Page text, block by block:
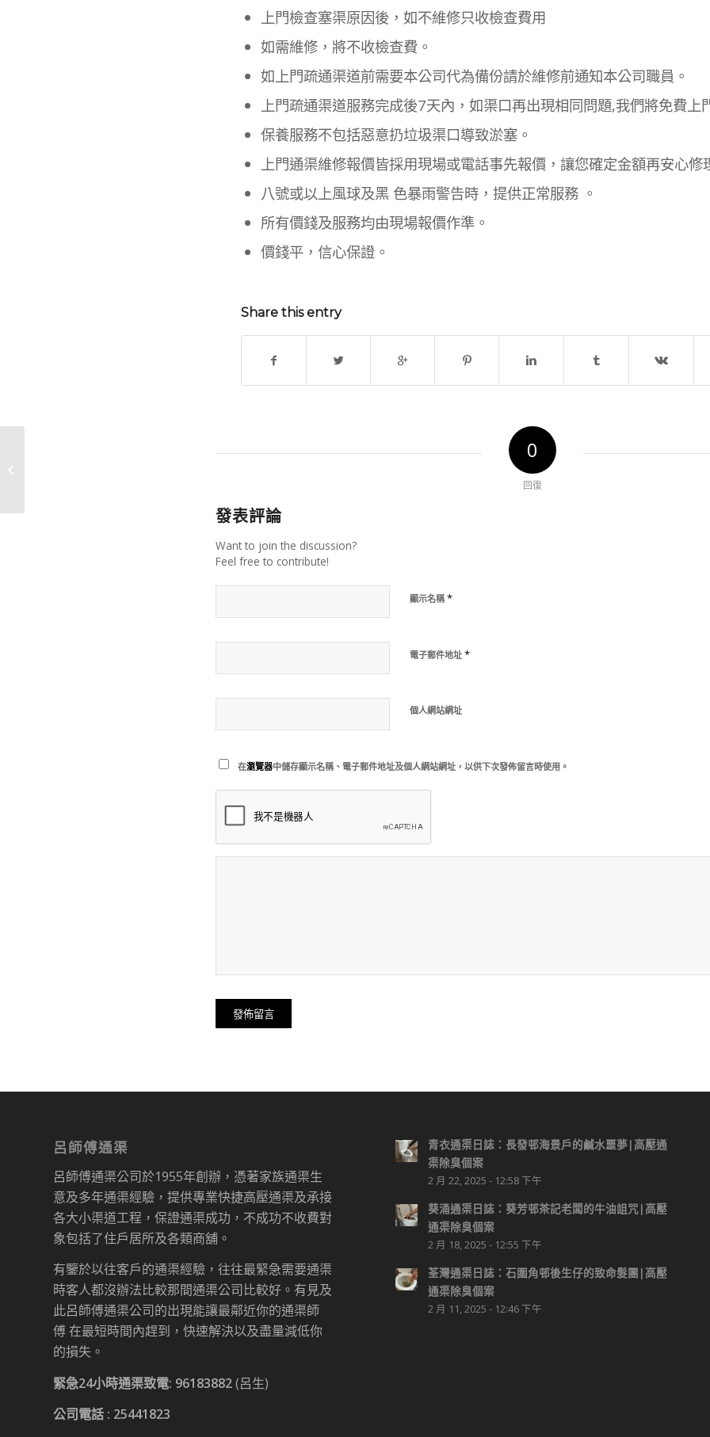
上門檢查塞渠原因後，如不維修只收檢查費用
如需維修，將不收檢查費。
如上門疏通渠道前需要本公司代為備份請於維修前通知本公司職員。
上門疏通渠道服務完成後7天內，如渠口再出現相同問題,我們將免費上
保養服務不包括惡意扔垃圾渠口導致淤塞。
上門通渠維修報價皆採用現場或電話事先報價，讓您確定金額再安心修
八號或以上風球及黑 色暴雨警告時，提供正常服務 。
所有價錢及服務均由現場報價作準。
價錢平，信心保證。
Share this entry
0
回復
發表評論
Want to join the discussion?
Feel free to contribute!
顯示名稱 *
電子郵件地址 *
個人網站網址
在瀏覽器中儲存顯示名稱、電子郵件地址及個人網站網址，以供下次發佈留言時使用。
呂師傅通渠
呂師傅通渠公司於1955年創辦，憑著家族通渠生
意及多年通渠經驗，提供專業快捷高壓通渠及承接
各大小渠道工程，保證通渠成功，不成功不收費對
象包括了住戶居所及各類商舖。
有鑒於以往客戶的通渠經驗，往往最緊急需要通渠
時客人都沒辦法比較那間通渠公司比較好。有見及
此呂師傅通渠公司的出現能讓最鄰近你的通渠師
傅 在最短時間內趕到，快速解決以及盡量減低你
的損失。
緊急24小時通渠致電: 96183882(呂生)
公司電話 : 25441823
青衣通渠日誌：長發邨海景戶的鹹水噩夢|高壓通
渠除臭個案
2 月 22, 2025 - 12:58 下午
葵涌通渠日誌：葵芳邨茶記老闆的牛油詛咒|高壓
通渠除臭個案
2 月 18, 2025 - 12:55 下午
荃灣通渠日誌：石圍角邨後生仔的致命髮團|高壓
通渠除臭個案
2 月 11, 2025 - 12:46 下午